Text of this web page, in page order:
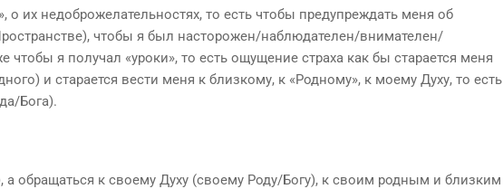
их недоброжелательностях, то есть чтобы предупреждать меня об
чтобы я был насторожен/наблюдателен/внимателен/
я получал «уроки», то есть ощущение страха как бы старается меня
и старается вести меня к близкому, к «Родному», к моему Духу, то есть
Бога).
обращаться к своему Духу (своему Роду/Богу), к своим родным и близким